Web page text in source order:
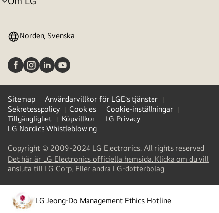
menyväxling
Norden, Svenska
Sitemap
Användarvillkor för LGE:s tjänster
Sekretesspolicy
Cookies
Cookie-inställningar
Tillgänglighet
Köpvillkor
LG Privacy
LG Nordics Whistleblowing
Copyright © 2009-2024 LG Electronics. All rights reserved
Det här är LG Electronics officiella hemsida. Klicka om du vill
ansluta till LG Corp. Eller andra LG-dotterbolag(
a
new
tab
LG Jeong-Do Management Ethics Hotline
opens